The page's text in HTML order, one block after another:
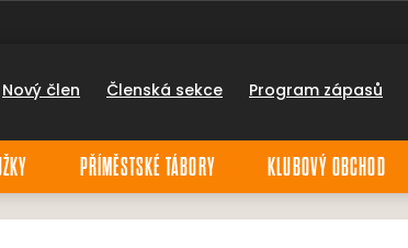
Nový člen Členská sekce Program zápasů
PŘÍMĚSTSKÉ TÁBORY KLUBOVÝ OBCHOD